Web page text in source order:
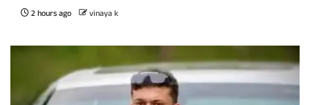
2 hours ago vinaya k